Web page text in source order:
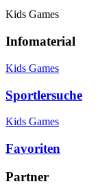
Kids Games
Infomaterial
Kids Games
Sportlersuche
Kids Games
Favoriten
Partner